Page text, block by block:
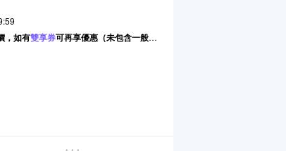
，如有雙享券可再享優惠（未包含一般折價券）。